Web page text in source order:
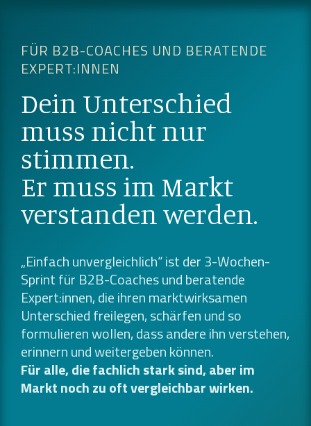
FÜR B2B-COACHES UND BERATENDE
EXPERT:INNEN
Dein Unterschied
muss nicht nur
stimmen.
Er muss im Markt
verstanden werden.
„Einfach unvergleichlich“ ist der 3-Wochen-
Sprint für B2B-Coaches und beratende
Expert:innen, die ihren marktwirksamen
Unterschied freilegen, schärfen und so
formulieren wollen, dass andere ihn verstehen,
erinnern und weitergeben können.
Für alle, die fachlich stark sind, aber im
Markt noch zu oft vergleichbar wirken.